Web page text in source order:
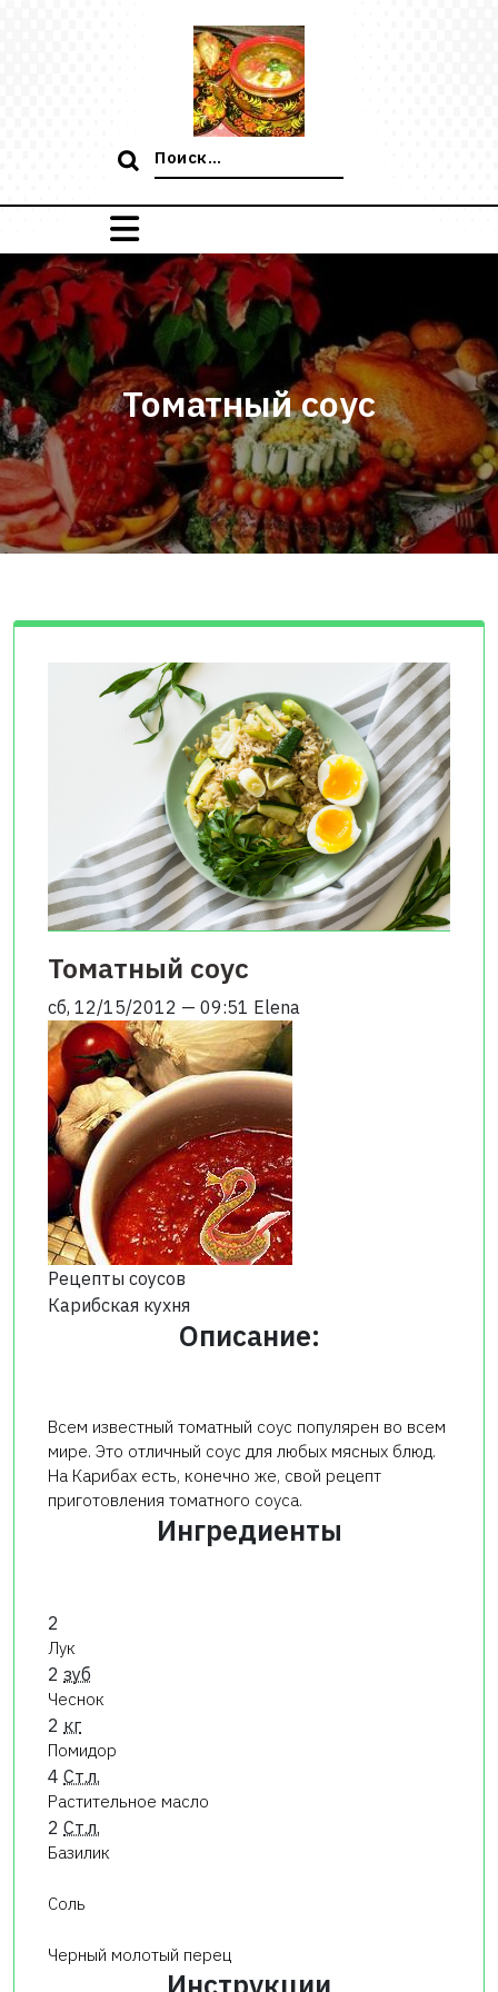
Поиск:
Томатный соус
Томатный соус
сб, 12/15/2012 — 09:51 Elena
Рецепты соусов
Карибская кухня
Описание:
Всем известный томатный соус популярен во всем
мире. Это отличный соус для любых мясных блюд.
На Карибах есть, конечно же, свой рецепт
приготовления томатного соуса.
Ингредиенты
2
Лук
2 зуб
Чеснок
2 кг
Помидор
4 Ст.л.
Растительное масло
2 Ст.л.
Базилик
Соль
Черный молотый перец